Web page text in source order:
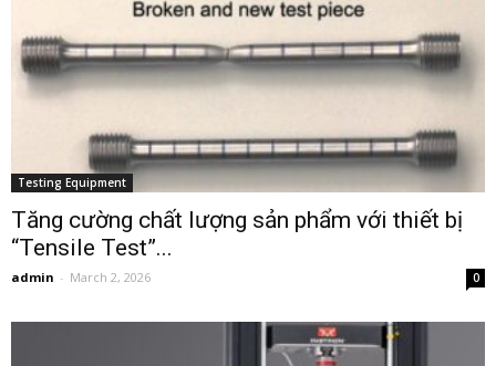
Testing Equipment
Tăng cường chất lượng sản phẩm với thiết bị
“Tensile Test”...
admin - March 2, 2026 0